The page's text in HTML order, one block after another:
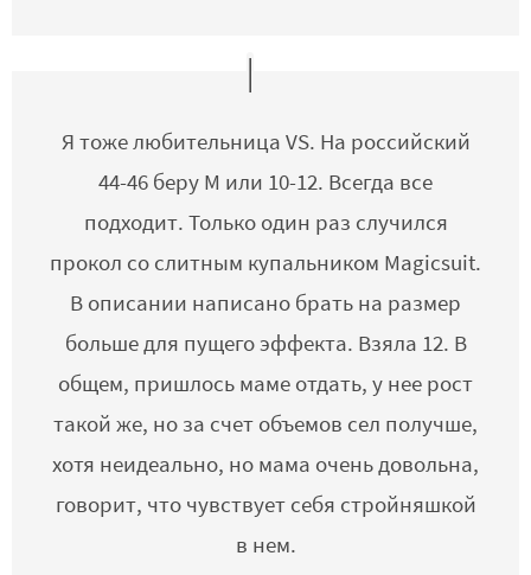
Я тоже любительница VS. На российский
44-46 беру M или 10-12. Всегда все
подходит. Только один раз случился
прокол со слитным купальником Magicsuit.
В описании написано брать на размер
больше для пущего эффекта. Взяла 12. В
общем, пришлось маме отдать, у нее рост
такой же, но за счет объемов сел получше,
хотя неидеально, но мама очень довольна,
говорит, что чувствует себя стройняшкой
в нем.